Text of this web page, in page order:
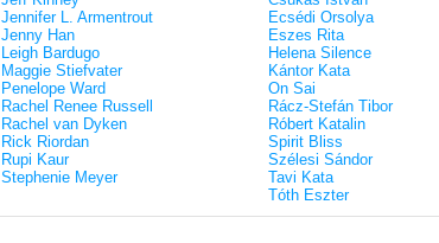
Jennifer L. Armentrout
Jenny Han
Leigh Bardugo
Maggie Stiefvater
Penelope Ward
Rachel Renee Russell
Rachel van Dyken
Rick Riordan
Rupi Kaur
Stephenie Meyer
Ecsédi Orsolya
Eszes Rita
Helena Silence
Kántor Kata
On Sai
Rácz-Stefán Tibor
Róbert Katalin
Spirit Bliss
Szélesi Sándor
Tavi Kata
Tóth Eszter